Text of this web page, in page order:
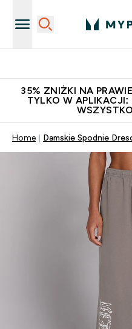
35% ZNIŻKI NA
TYLKO W APLIKACJI:
Home Damskie Spodnie